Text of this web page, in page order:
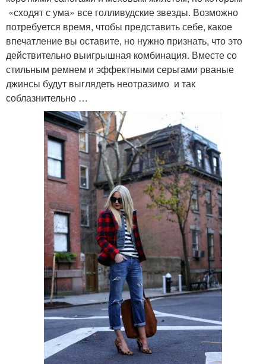
«сходят с ума» все голливудские звезды. Возможно
потребуется время, чтобы представить себе, какое
впечатление вы оставите, но нужно признать, что это
действительно выигрышная комбинация. Вместе со
стильным ремнем и эффектными серьгами рваные
джинсы будут выглядеть неотразимо и так
соблазнительно …